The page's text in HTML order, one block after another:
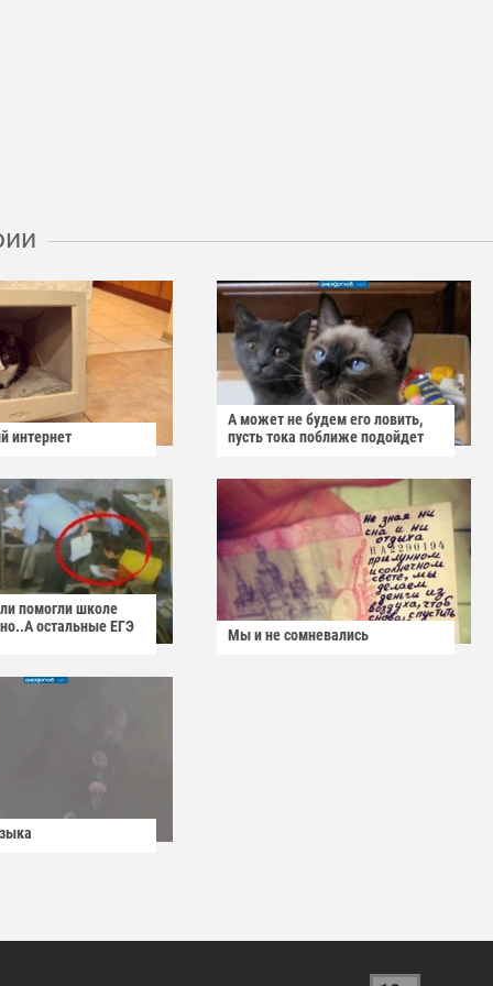
интернет
А может не будем его ловить,
пусть тока поближе подойдет
помогли школе
остальные ЕГЭ
Мы и не сомневались